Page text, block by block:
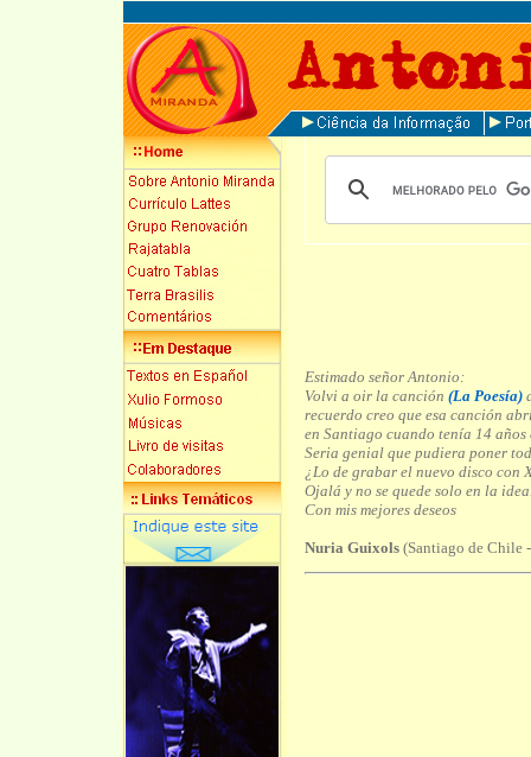
Estimado señor Antonio:
Volvi a oir la canción (La Poesía)
recuerdo creo que esa canción
en Santiago cuando tenía 14
Seria genial que pudiera poner
¿Lo de grabar el nuevo disco con
Ojalá y no se quede solo en la
Con mis mejores deseos
Nuria Guixols (Santiago de Chile